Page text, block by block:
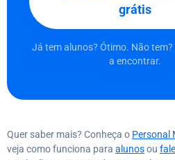
grátis
Já tem alunos? Ótimo. Não tem?
a encontrar.
Quer saber mais? Conheça o Personal
veja como funciona para alunosou